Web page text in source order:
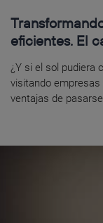
eficientes. El
¿Y si el sol pudiera
visitando
ventajas de